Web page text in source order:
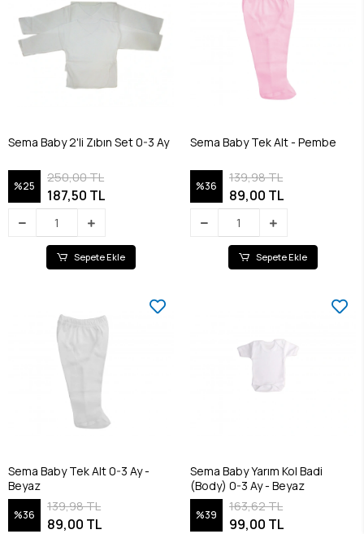
Sema Baby 2'li Zıbın Set 0-3 Ay
%25
250,00 TL
187,50 TL
Sepete Ekle
Sema Baby Tek Alt - Pembe
%36
139,98 TL
89,00 TL
Sepete Ekle
Sema Baby Tek Alt 0-3 Ay -
Beyaz
%36
139,98 TL
89,00 TL
Sema Baby Yarım Kol Badi
(Body) 0-3 Ay - Beyaz
%39
163,62 TL
99,00 TL